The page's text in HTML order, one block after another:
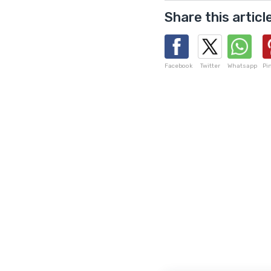
Share this
Facebook Twitter Whatsapp